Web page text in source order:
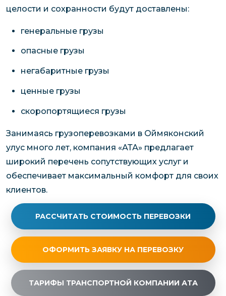
целости и сохранности будут доставлены:
генеральные грузы
опасные грузы
негабаритные грузы
ценные грузы
скоропортящиеся грузы
Занимаясь грузоперевозками в Оймяконский
улус много лет, компания «АТА» предлагает
широкий перечень сопутствующих услуг и
обеспечивает максимальный комфорт для своих
клиентов.
РАССЧИТАТЬ СТОИМОСТЬ ПЕРЕВОЗКИ
ОФОРМИТЬ ЗАЯВКУ НА ПЕРЕВОЗКУ
ТАРИФЫ ТРАНСПОРТНОЙ КОМПАНИИ АТА